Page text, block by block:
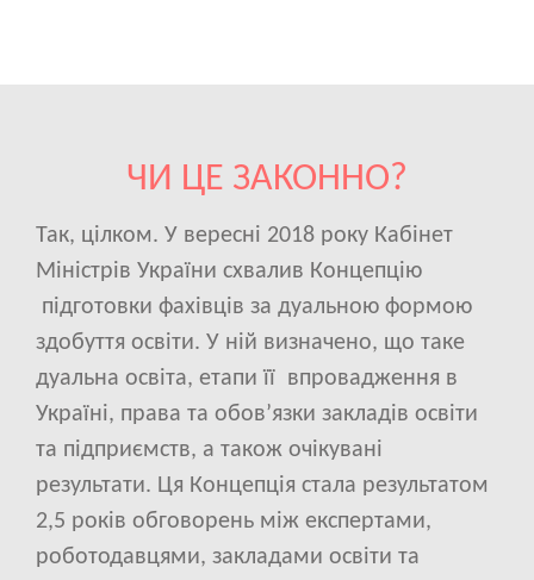
ЧИ ЦЕ ЗАКОННО?
Так, цілком. У вересні 2018 року Кабінет
Міністрів України схвалив Концепцію
підготовки фахівців за дуальною формою
здобуття освіти. У ній визначено, що таке
дуальна освіта, етапи її впровадження в
Україні, права та обов’язки закладів освіти
та підприємств, а також очікувані
результати. Ця Концепція стала результатом
2,5 років обговорень між експертами,
роботодавцями, закладами освіти та